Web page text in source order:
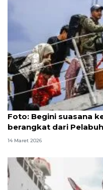
Foto
Foto: Begini suasana
berangkat dari
14 Maret 2026